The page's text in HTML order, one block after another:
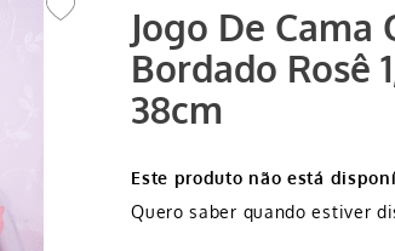
Jogo De Cama
Bordado Rosê
38cm
Este produto não está
Quero saber quando estiver